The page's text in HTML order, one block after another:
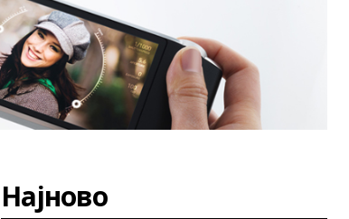
Најново